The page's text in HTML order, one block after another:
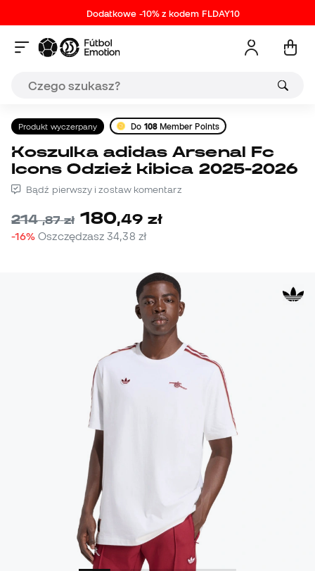
Dodatkowe -10% z kodem FLDAY10
Produkt wyczerpany Do 108Member Points
Koszulka adidas Arsenal Fc
Icons Odzież kibica 2025-2026
Bądź pierwszy i zostaw komentarz
214,87 zł 180,49 zł
-16% Oszczędzasz34,38 zł